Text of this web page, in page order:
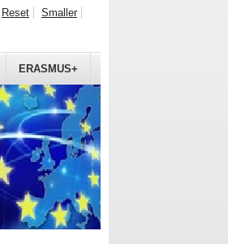
ERASMUS+
Reset Smaller